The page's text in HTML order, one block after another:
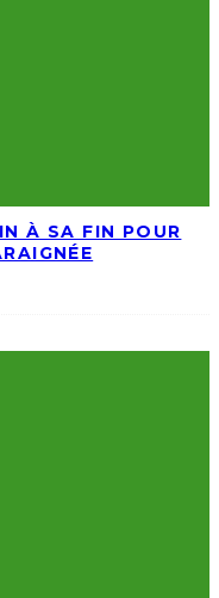
À SA FIN POUR